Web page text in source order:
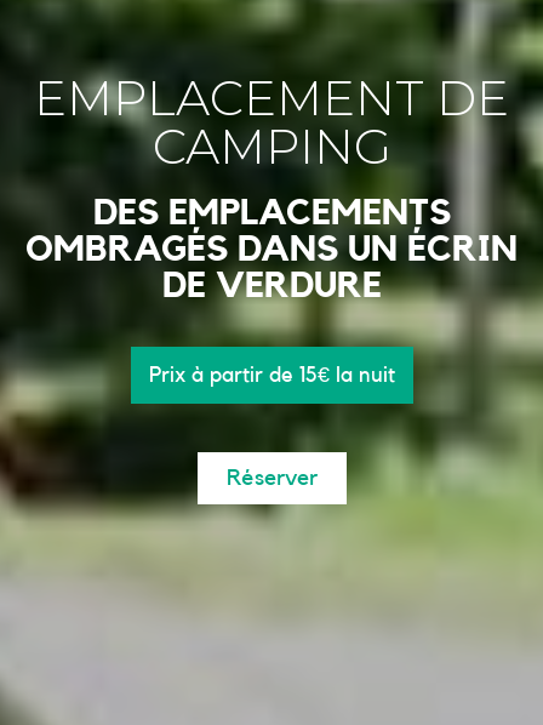
EMPLACEMENT DE
CAMPING
DES EMPLACEMENTS
OMBRAGÉS DANS UN ÉCRIN
DE VERDURE
Prix à partir de 15€ la nuit
Réserver